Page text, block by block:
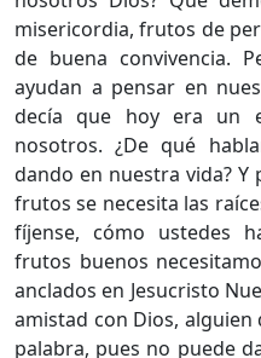
misericordia, frutos de
de buena convivencia.
ayudan a pensar en
decía que hoy era un
nosotros. ¿De qué
dando en nuestra vida?
frutos se necesita las
fíjense, cómo ustedes
frutos buenos
anclados en Jesucristo
amistad con Dios, alguien
palabra, pues no puede